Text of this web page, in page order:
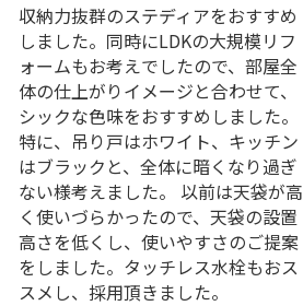
収納力抜群のステディアをおすすめ
しました。同時にLDKの大規模リフ
ォームもお考えでしたので、部屋全
体の仕上がりイメージと合わせて、
シックな色味をおすすめしました。
特に、吊り戸はホワイト、キッチン
はブラックと、全体に暗くなり過ぎ
ない様考えました。 以前は天袋が高
く使いづらかったので、天袋の設置
高さを低くし、使いやすさのご提案
をしました。タッチレス水栓もおス
スメし、採用頂きました。